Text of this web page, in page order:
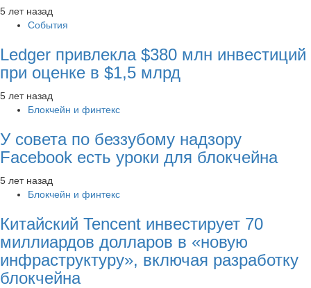
5 лет назад
События
Ledger привлекла $380 млн инвестиций
при оценке в $1,5 млрд
5 лет назад
Блокчейн и финтекс
У совета по беззубому надзору
Facebook есть уроки для блокчейна
5 лет назад
Блокчейн и финтекс
Китайский Tencent инвестирует 70
миллиардов долларов в «новую
инфраструктуру», включая разработку
блокчейна